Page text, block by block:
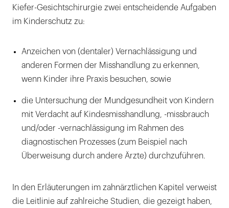
Kiefer-Gesichtschirurgie zwei entscheidende Aufgaben
im Kinderschutz zu:
Anzeichen von (dentaler) Vernachlässigung und
anderen Formen der Misshandlung zu erkennen,
wenn Kinder ihre Praxis besuchen, sowie
die Untersuchung der Mundgesundheit von Kindern
mit Verdacht auf Kindesmisshandlung, -missbrauch
und/oder -vernachlässigung im Rahmen des
diagnostischen Prozesses (zum Beispiel nach
Überweisung durch andere Ärzte) durchzuführen.
In den Erläuterungen im zahnärztlichen Kapitel verweist
die Leitlinie auf zahlreiche Studien, die gezeigt haben,